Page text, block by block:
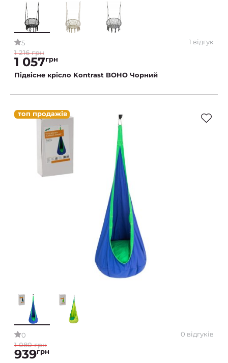
5
1 відгук
1 216 грн
1 057грн
Підвісне крісло Kontrast BOHO Чорний
топ продажів
0
0 відгуків
1 080 грн
939грн